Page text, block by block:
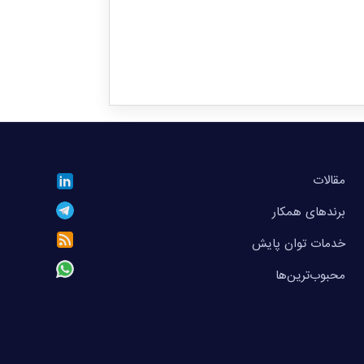
مقالات
برندهای همکار
خدمات توان پایش
محبوب‌ترین‌ها